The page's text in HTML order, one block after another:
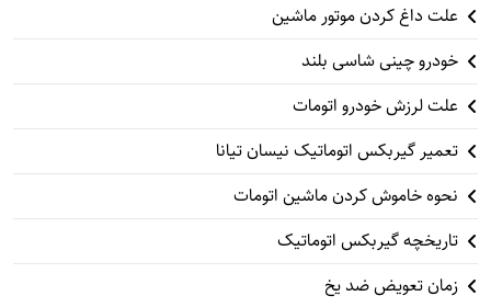
علت داغ کردن موتور ماشین
خودرو چینی شاسی بلند
علت لرزش خودرو اتومات
تعمیر گیربکس اتوماتیک نیسان تیانا
نحوه خاموش کردن ماشین اتومات
تاریخچه گیربکس اتوماتیک
زمان تعویض ضد یخ